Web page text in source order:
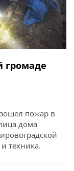
громаде
пожар в
дома
техника.